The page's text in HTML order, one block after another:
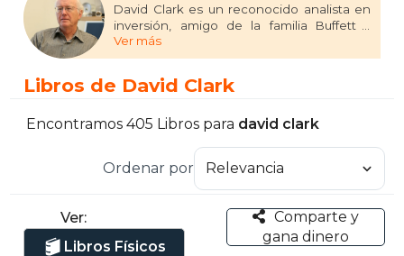
David Clark es un reconocido analista en
inversión, amigo de la familia Buffett y
socio gerente de un importante grupo de
inversiones de Omaha, Nebraska. Desde
una referencia en el estudio de Buffet y sus
siete libros sobre inversión, entre los que
Ver más
Libros de David Clark
Encontramos 405 Libros para david clark
Ordenar por
Ver:
Libros Físicos
Comparte y
gana dinero